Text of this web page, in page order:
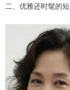
二、优雅还时髦的